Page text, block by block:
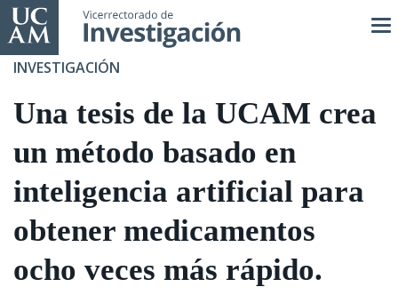
Pasar
al
contenido
INVESTIGACIÓN
Una tesis de la UCAM crea
un método basado en
inteligencia artificial para
obtener medicamentos
ocho veces más rápido.